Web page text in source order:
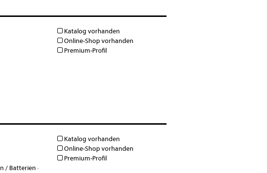
Katalog vorhanden
Online-Shop vorhanden
Premium-Profil
/ Batterien ·
Katalog vorhanden
Online-Shop vorhanden
Premium-Profil